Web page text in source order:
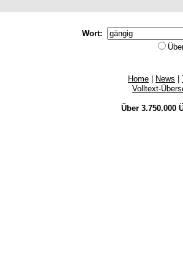
Wort:
Home News
Volltext-
Über 3.750.000